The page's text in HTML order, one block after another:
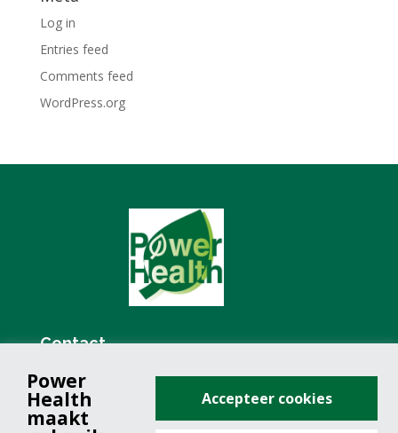
Log in
Entries feed
Comments feed
WordPress.org
Contact
+31 (0)76 571 19 68
info@powerhealth.nl
Power
Health
maakt
Accepteer cookies